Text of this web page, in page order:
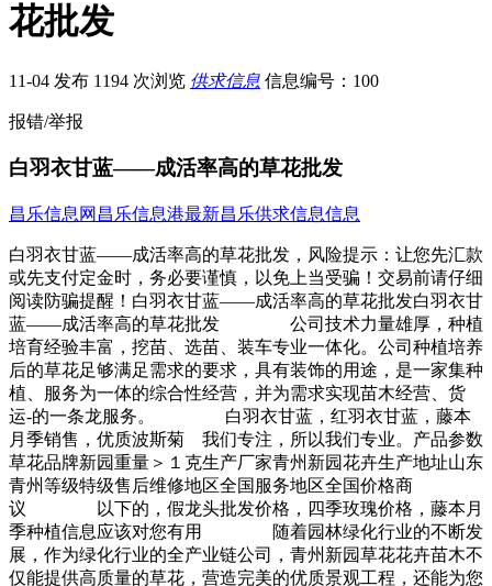
花批发
11-04 发布 1194 次浏览 供求信息 信息编号：100
报错/举报
白羽衣甘蓝——成活率高的草花批发
昌乐信息网 昌乐信息港最新昌乐供求信息信息
白羽衣甘蓝——成活率高的草花批发，风险提示：让您先汇款
或先支付定金时，务必要谨慎，以免上当受骗！交易前请仔细
阅读防骗提醒！白羽衣甘蓝——成活率高的草花批发白羽衣甘
蓝——成活率高的草花批发 公司技术力量雄厚，种植
培育经验丰富，挖苗、选苗、装车专业一体化。公司种植培养
后的草花足够满足需求的要求，具有装饰的用途，是一家集种
植、服务为一体的综合性经营，并为需求实现苗木经营、货
运-的一条龙服务。 白羽衣甘蓝，红羽衣甘蓝，藤本
月季销售，优质波斯菊 我们专注，所以我们专业。产品参数
草花品牌新园重量＞１克生产厂家青州新园花卉生产地址山东
青州等级特级售后维修地区全国服务地区全国价格商
议 以下的，假龙头批发价格，四季玫瑰价格，藤本月
季种植信息应该对您有用 随着园林绿化行业的不断发
展，作为绿化行业的全产业链公司，青州新园草花花卉苗木不
仅能提供高质量的草花，营造完美的优质景观工程，还能为您